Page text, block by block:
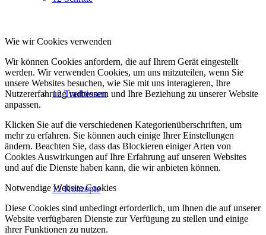
12 Traditionen
12 Konzepte
Wie wir Cookies verwenden
Wir können Cookies anfordern, die auf Ihrem Gerät eingestellt
werden. Wir verwenden Cookies, um uns mitzuteilen, wenn Sie
unsere Websites besuchen, wie Sie mit uns interagieren, Ihre
Nutzererfahrung verbessern und Ihre Beziehung zu unserer Website
anpassen.
Klicken Sie auf die verschiedenen Kategorienüberschriften, um
mehr zu erfahren. Sie können auch einige Ihrer Einstellungen
ändern. Beachten Sie, dass das Blockieren einiger Arten von
Cookies Auswirkungen auf Ihre Erfahrung auf unseren Websites
und auf die Dienste haben kann, die wir anbieten können.
Notwendige Website Cookies
Diese Cookies sind unbedingt erforderlich, um Ihnen die auf unserer
Website verfügbaren Dienste zur Verfügung zu stellen und einige
ihrer Funktionen zu nutzen.